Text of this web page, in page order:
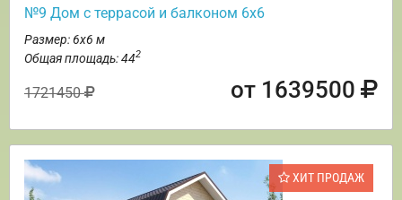
№9 Дом с террасой и балконом 6х6
Размер: 6х6 м
Общая площадь: 442
1721450 от 1639500
ХИТ ПРОДАЖ